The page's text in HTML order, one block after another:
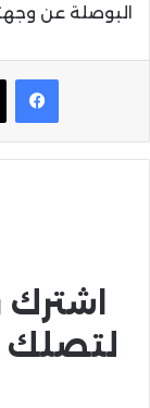
البوصلة عن
اشترك
لتصلك